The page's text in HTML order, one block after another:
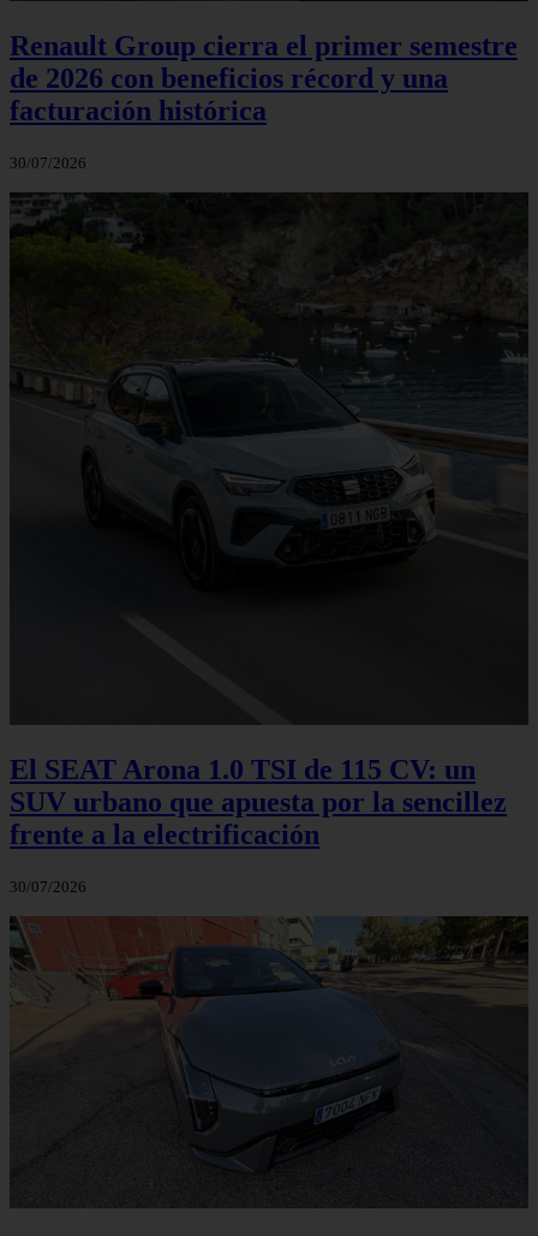
Renault Group cierra el primer semestre
de 2026 con beneficios récord y una
facturación histórica
30/07/2026
El SEAT Arona 1.0 TSI de 115 CV: un
SUV urbano que apuesta por la sencillez
frente a la electrificación
30/07/2026